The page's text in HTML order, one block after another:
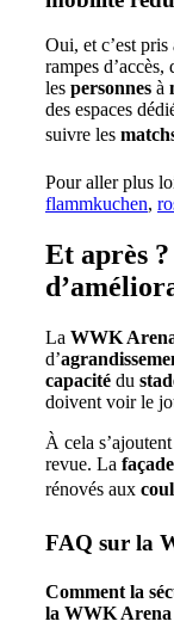
Oui, et c’est
rampes d’accès,
les personnes à
des espaces
suivre les
Pour aller plus
flammkuchen,
Et après
La WWK
d’
capacité du
doivent voir le
À cela
revue. La façade
rénovés aux
FAQ sur la
Comment la
la WWK Arena